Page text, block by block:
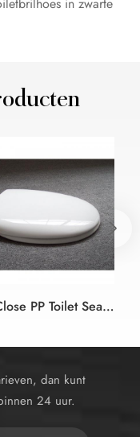
in zwarte
Soft Close PP Toilet Seat Cover van Oceanwell badkamer producten
dan kunt
24 uur.